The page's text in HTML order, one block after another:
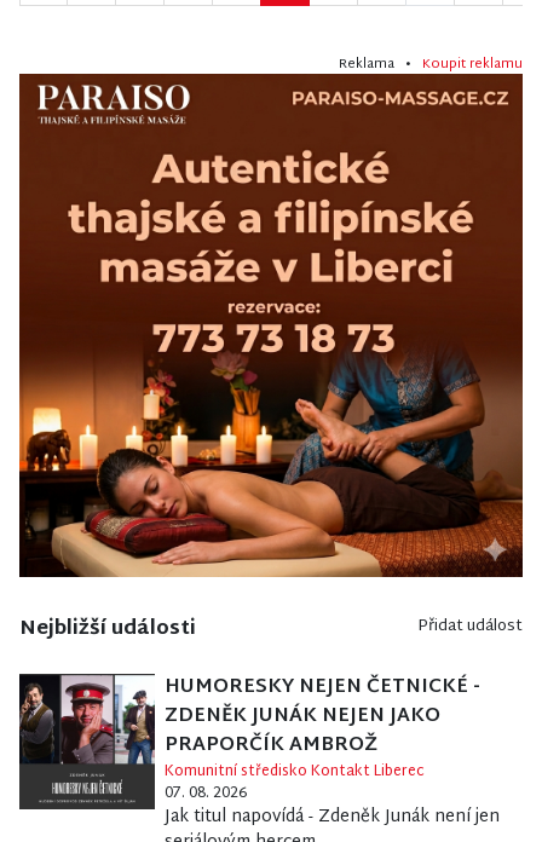
Reklama • Koupit reklamu
Nejbližší události Přidat událost
HUMORESKY NEJEN ČETNICKÉ -
ZDENĚK JUNÁK NEJEN JAKO
PRAPORČÍK AMBROŽ
Komunitní středisko Kontakt Liberec
07. 08. 2026
Jak titul napovídá - Zdeněk Junák není jen